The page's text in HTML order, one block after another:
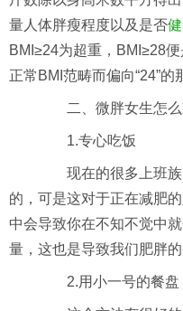
量人体胖瘦程度以及是否
BMI≥24为超重，BMI≥28
正常BMI范畴而偏向“24”的
二、微胖女生怎么
1.专心吃饭
现在的很多上班族
的，可是这对于正在减肥
中会导致你在不知不觉中
量，这也是导致我们肥胖的
2.用小一号的餐盘